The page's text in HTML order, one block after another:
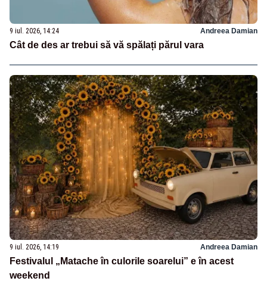
9 iul. 2026, 14:24 Andreea Damian
Cât de des ar trebui să vă spălați părul vara
9 iul. 2026, 14:19 Andreea Damian
Festivalul „Matache în culorile soarelui” e în acest
weekend